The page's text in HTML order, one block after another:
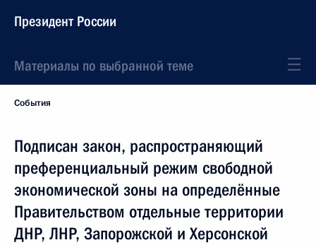
Президент России
Материалы по выбранной теме
События
Подписан закон, распространяющий
преференциальный режим свободной
экономической зоны на определённые
Правительством отдельные территории
ДНР, ЛНР, Запорожской и Херсонской